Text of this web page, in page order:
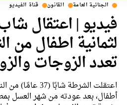
الجنائية العامة القانون قناة الفيديو
فيديو | اعتقال
لثمانية اطفال من
تعدد الزوجات
اعتقلت الشرطة
أطفال، بعد عودته من شهر العسل